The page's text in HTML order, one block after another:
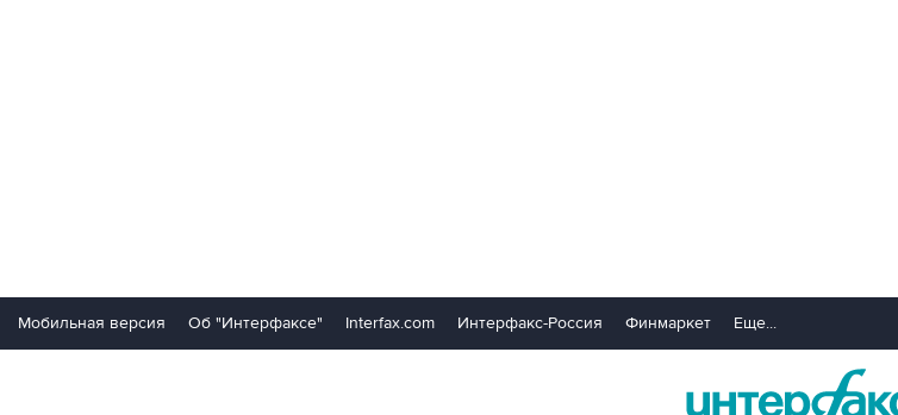
Мобильная версия Об "Интерфаксе" Interfax.com Интерфакс-Россия Финмаркет Еще...